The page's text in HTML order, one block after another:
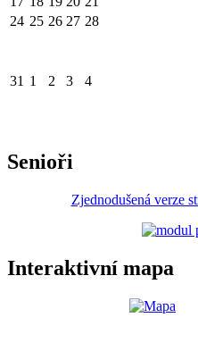
24 25 26 27 28
31 1 2 3 4
Senioři
Zjednodušená verze
Interaktivní mapa